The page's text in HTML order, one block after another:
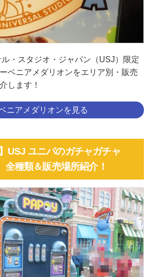
・スタジオ・ジャパン（USJ）限定
ベニアメダリオンをエリア別・販売
します！
ニアメダリオンを見る
USJ ユニバのガチャガチャ
全種類＆販売場所紹介！